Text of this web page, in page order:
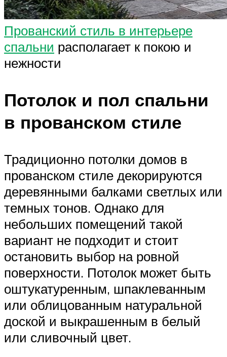
Прованский стиль в интерьере
спальни располагает к покою и
нежности
Потолок и пол спальни
в прованском стиле
Традиционно потолки домов в
прованском стиле декорируются
деревянными балками светлых или
темных тонов. Однако для
небольших помещений такой
вариант не подходит и стоит
остановить выбор на ровной
поверхности. Потолок может быть
оштукатуренным, шпаклеванным
или облицованным натуральной
доской и выкрашенным в белый
или сливочный цвет.